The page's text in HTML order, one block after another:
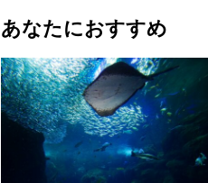
あなたにおすすめ